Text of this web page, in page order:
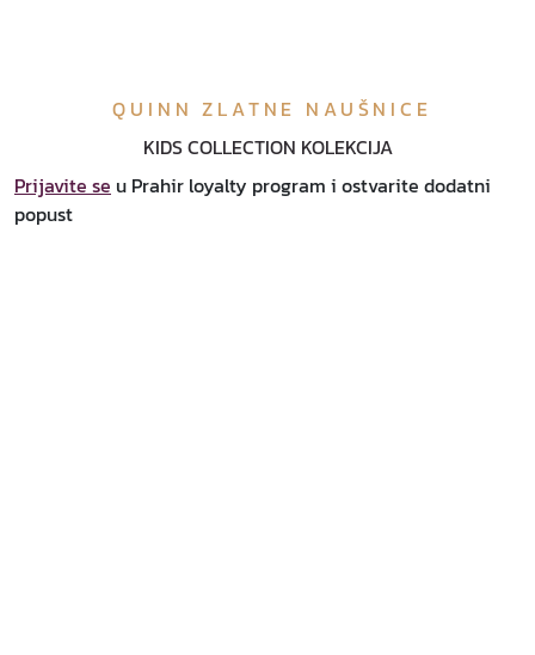
QUINN ZLATNE NAUŠNICE
KIDS COLLECTION KOLEKCIJA
Prijavite se u Prahir loyalty program i ostvarite dodatni
popust